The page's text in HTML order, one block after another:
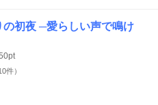
の初夜 ─愛らしい声で鳴け
件）